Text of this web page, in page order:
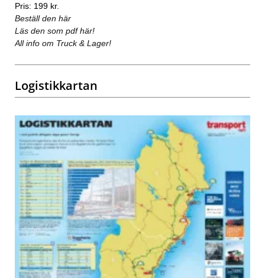
Pris: 199 kr.
Beställ den här
Läs den som pdf här!
All info om Truck & Lager!
Logistikkartan